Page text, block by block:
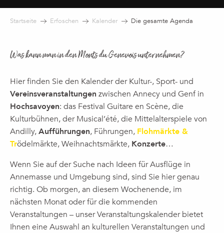
Startseite Erfoschen Kalender Die gesamte Agenda
Was kann man in den Monts du Genevois unternehmen?
Hier finden Sie den Kalender der Kultur-, Sport- und
Vereinsveranstaltungen zwischen Annecy und Genf in
Hochsavoyen: das Festival Guitare en Scène, die
Kulturbühnen, der Musical’été, die Mittelalterspiele von
Andilly,Aufführungen, Führungen, Flohmärkte &
Trödelmärkte, Weihnachtsmärkte, Konzerte…
Wenn Sie auf der Suche nach Ideen für Ausflüge in
Annemasse und Umgebung sind, sind Sie hier genau
richtig. Ob morgen, an diesem Wochenende, im
nächsten Monat oder für die kommenden
Veranstaltungen – unser Veranstaltungskalender bietet
Ihnen eine Auswahl an kulturellen Veranstaltungen und